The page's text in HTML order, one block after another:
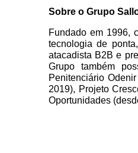
Sobre o Grupo
Fundado em 1996,
tecnologia de
atacadista B2B e
Grupo também
Penitenciário
2019), Projeto
Oportunidades